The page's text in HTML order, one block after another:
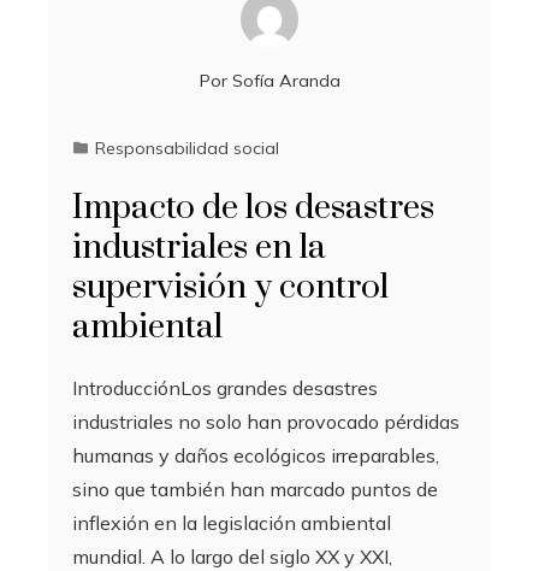
Por Sofía Aranda
Responsabilidad social
Impacto de los desastres
industriales en la
supervisión y control
ambiental
IntroducciónLos grandes desastres
industriales no solo han provocado pérdidas
humanas y daños ecológicos irreparables,
sino que también han marcado puntos de
inflexión en la legislación ambiental
mundial. A lo largo del siglo XX y XXI,